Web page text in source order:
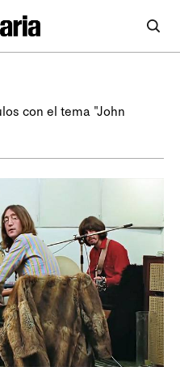
con el tema "John